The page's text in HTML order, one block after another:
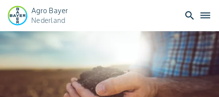
Agro Bayer
Nederland
search dehaze